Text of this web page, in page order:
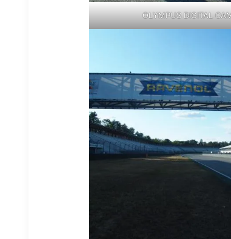
OLYMPUS DIGITAL